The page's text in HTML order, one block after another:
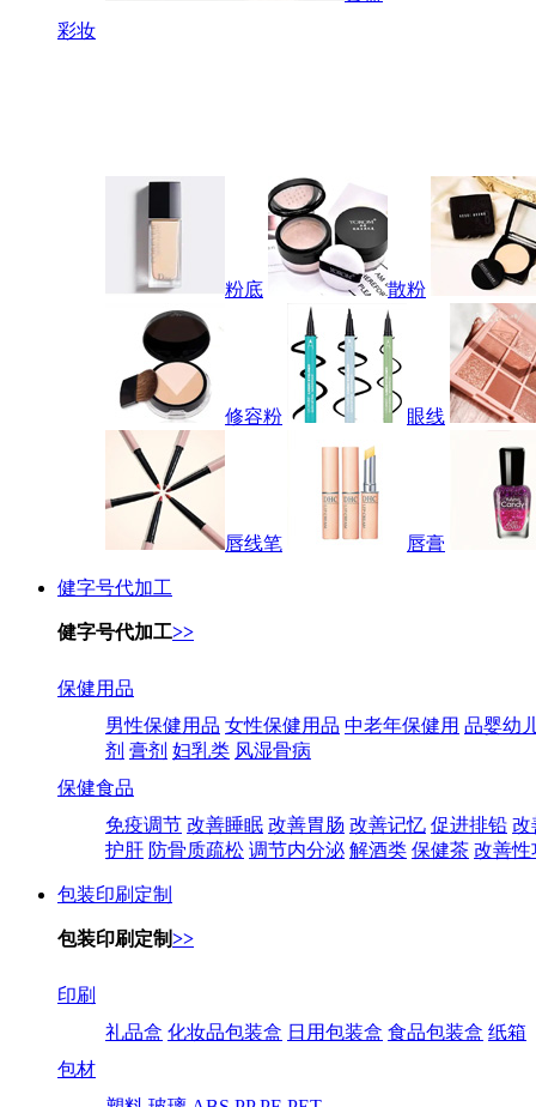
彩妆
粉底 散粉
修容粉 眼线
唇线笔 唇膏
健字号代加工
健字号代加工>>
保健用品
男性保健用品 女性保健用品 中老年保健用 品婴幼
剂 膏剂 妇乳类 风湿骨病
保健食品
免疫调节 改善睡眠 改善胃肠 改善记忆 促进排铅 改
护肝 防骨质疏松 调节内分泌 解酒类 保健茶 改善性
包装印刷定制
包装印刷定制>>
印刷
礼品盒 化妆品包装盒 日用包装盒 食品包装盒 纸箱
包材